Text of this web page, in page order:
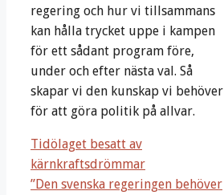
regering och hur vi tillsammans
kan hålla trycket uppe i kampen
för ett sådant program före,
under och efter nästa val. Så
skapar vi den kunskap vi behöver
för att göra politik på allvar.
Tidölaget besatt av
kärnkraftsdrömmar
”Den svenska regeringen behöver